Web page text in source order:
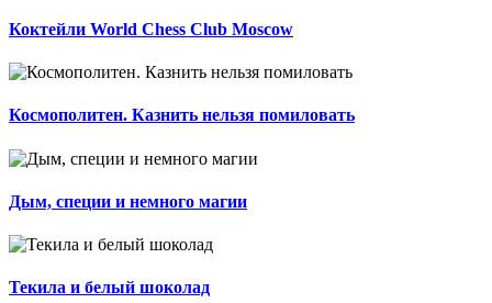
Коктейли World Chess Club Moscow
Космополитен. Казнить нельзя помиловать
Дым, специи и немного магии
Текила и белый шоколад